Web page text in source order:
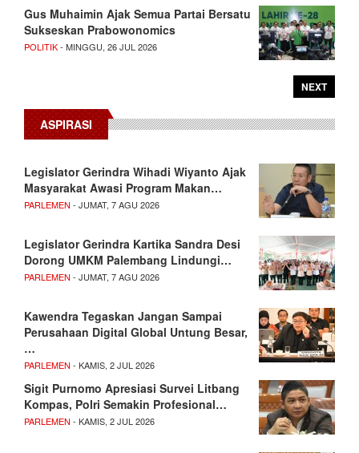
Gus Muhaimin Ajak Semua Partai Bersatu
Sukseskan Prabowonomics
POLITIK- MINGGU, 26 JUL 2026
NEXT
ASPIRASI
Legislator Gerindra Wihadi Wiyanto Ajak
Masyarakat Awasi Program Makan…
PARLEMEN - JUMAT, 7 AGU 2026
Legislator Gerindra Kartika Sandra Desi
Dorong UMKM Palembang Lindungi…
PARLEMEN - JUMAT, 7 AGU 2026
Kawendra Tegaskan Jangan Sampai
Perusahaan Digital Global Untung Besar,
…
PARLEMEN - KAMIS, 2 JUL 2026
Sigit Purnomo Apresiasi Survei Litbang
Kompas, Polri Semakin Profesional…
PARLEMEN - KAMIS, 2 JUL 2026